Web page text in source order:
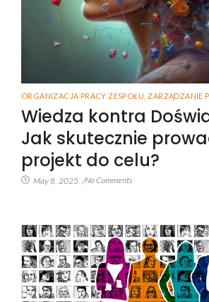
ORGANIZACJA PRACY ZESPOŁU ZARZĄDZANIE
Wiedza kontra
Jak skutecznie
projekt do celu?
May 8, 2025 /No Comments